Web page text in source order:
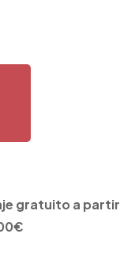
gratuito a partir